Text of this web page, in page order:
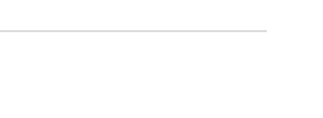
一切の責任を負わないものとします。たとえ、キヤノン、キ
販売代理店または販売店がかかる損害の可能性について知ら
客様と第三者との間に生じたいかなる紛争についても、一切
、または「本ソフトウェア」をインストールした時点で発